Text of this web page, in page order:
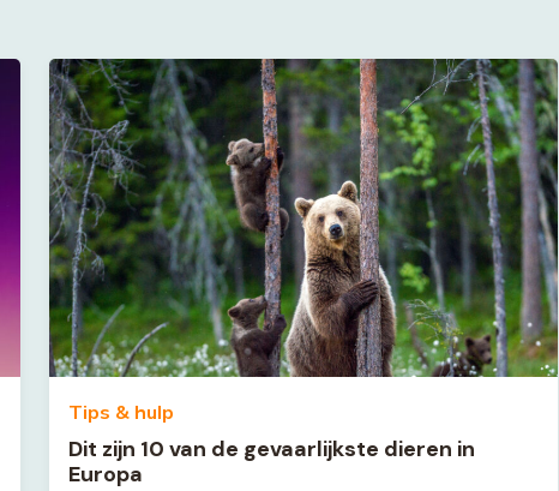
Tips & hulp
Dit zijn 10 van de gevaarlijkste dieren in
Europa